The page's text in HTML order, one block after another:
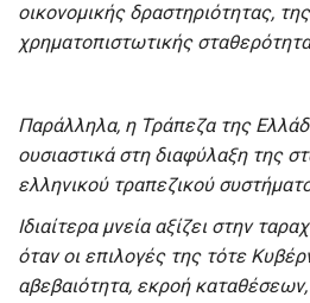
οικονομικής δραστηριότητας,
χρηματοπιστωτικής
Παράλληλα, η Τράπεζα της
ουσιαστικά στη διαφύλαξη της
ελληνικού τραπεζικού
Ιδιαίτερα μνεία αξίζει στην
όταν οι επιλογές της τότε
αβεβαιότητα, εκροή